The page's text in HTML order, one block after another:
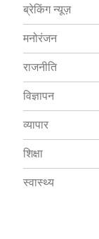
ब्रेकिंग न्यूज़
मनोरंजन
राजनीति
विज्ञापन
व्यापार
शिक्षा
स्वास्थ्य